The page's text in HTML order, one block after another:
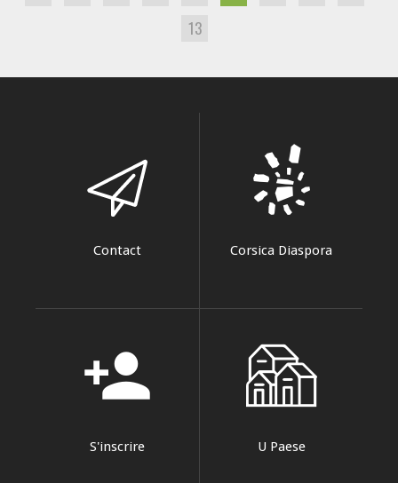
13
Contact Corsica Diaspora
person_add
S'inscrire U Paese